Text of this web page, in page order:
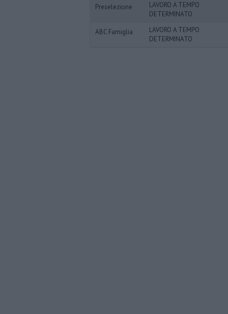
Preselezione
LAVORO A TEMPO
DETERMINATO
ABC Famiglia
LAVORO A TEMPO
DETERMINATO